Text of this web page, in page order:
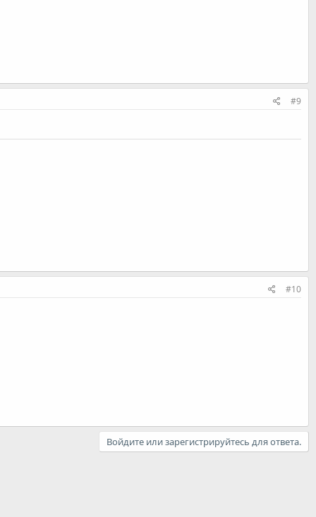
#9
#10
Войдите или зарегистрируйтесь для ответа.